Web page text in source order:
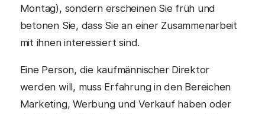
Montag), sondern erscheinen Sie früh und
betonen Sie, dass Sie an einer Zusammenarbeit
mit ihnen interessiert sind.
Eine Person, die kaufmännischer Direktor
werden will, muss Erfahrung in den Bereichen
Marketing, Werbung und Verkauf haben oder